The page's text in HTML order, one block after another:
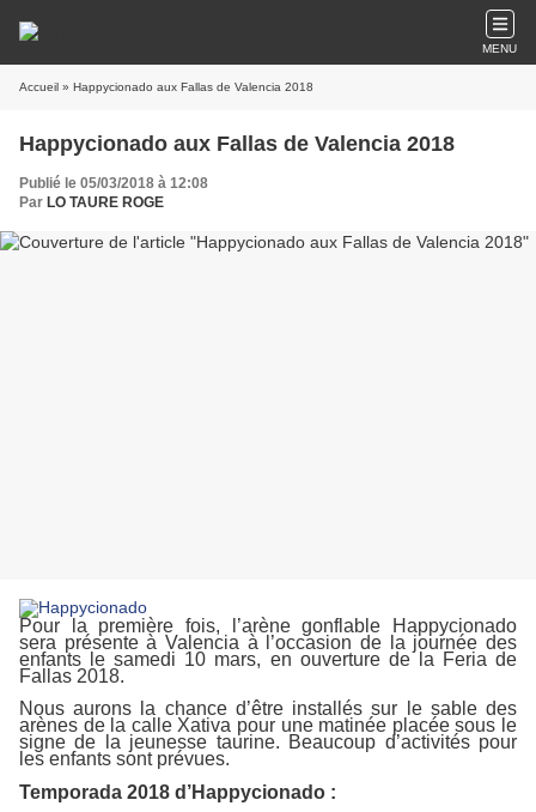
MENU
Accueil » Happycionado aux Fallas de Valencia 2018
Happycionado aux Fallas de Valencia 2018
Publié le 05/03/2018 à 12:08
Par LO TAURE ROGE
Pour la première fois, l’arène gonflable Happycionado
sera présente à Valencia à l’occasion de la journée des
enfants le samedi 10 mars, en ouverture de la Feria de
Fallas 2018.
Nous aurons la chance d’être installés sur le sable des
arènes de la calle Xativa pour une matinée placée sous le
signe de la jeunesse taurine. Beaucoup d’activités pour
les enfants sont prévues.
Temporada 2018 d’Happycionado :